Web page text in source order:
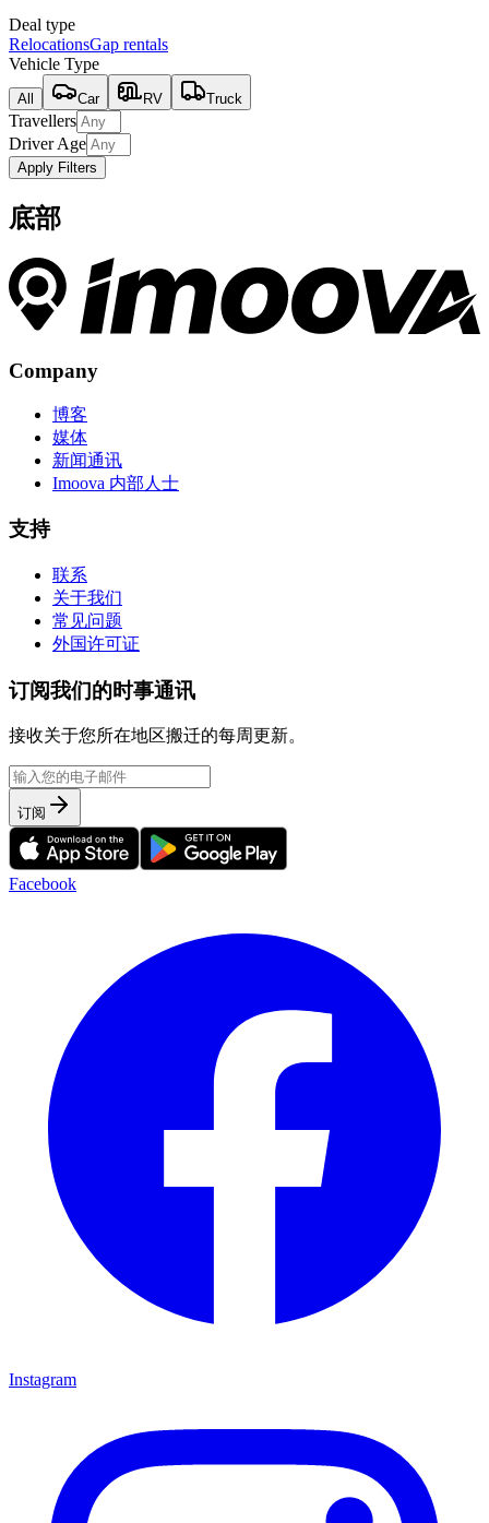
Deal type
RelocationsGap rentals
Vehicle Type
All Car RV Truck
Travellers
Driver Age
Apply Filters
底部
Company
博客
媒体
新闻通讯
Imoova 内部人士
支持
联系
关于我们
常见问题
外国许可证
订阅我们的时事通讯
接收关于您所在地区搬迁的每周更新。
订阅
Facebook
Instagram